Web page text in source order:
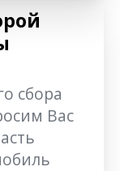
сбора
Вас